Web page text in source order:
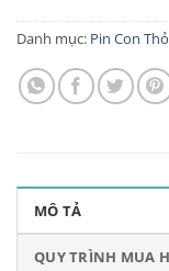
Danh mục: Pin Con Thỏ
MÔ TẢ
QUY TRÌNH MUA